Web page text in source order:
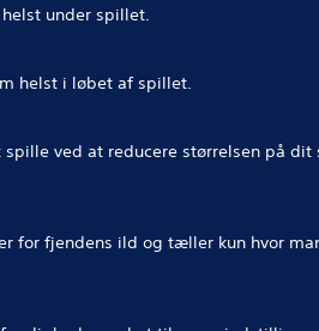
under spillet.
helst i løbet af spillet.
ved at reducere størrelsen på dit
for fjendens ild og tæller kun hvor